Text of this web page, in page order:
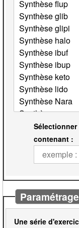
contenant :
Une série